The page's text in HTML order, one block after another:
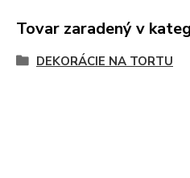
Tovar zaradený v
DEKORÁCIE NA TORTU